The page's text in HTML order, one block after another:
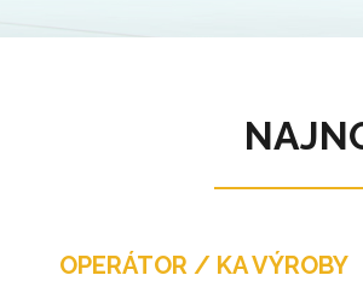
OPERÁTOR / KA VÝROBY